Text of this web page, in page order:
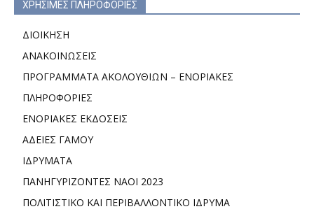
ΧΡΗΣΙΜΕΣ ΠΛΗΡΟΦΟΡΙΕΣ
ΔΙΟΙΚΗΣΗ
ΑΝΑΚΟΙΝΩΣΕΙΣ
ΠΡΟΓΡΑΜΜΑΤΑ ΑΚΟΛΟΥΘΙΩΝ – ΕΝΟΡΙΑΚΕΣ
ΠΛΗΡΟΦΟΡΙΕΣ
ΕΝΟΡΙΑΚΕΣ ΕΚΔΟΣΕΙΣ
ΑΔΕΙΕΣ ΓΑΜΟΥ
ΙΔΡΥΜΑΤΑ
ΠΑΝΗΓΥΡΙΖΟΝΤΕΣ ΝΑΟΙ 2023
ΠΟΛΙΤΙΣΤΙΚΟ ΚΑΙ ΠΕΡΙΒΑΛΛΟΝΤΙΚΟ ΙΔΡΥΜΑ